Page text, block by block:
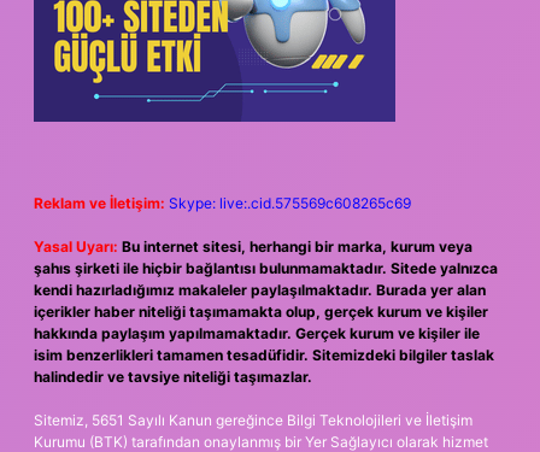
Reklam ve İletişim: Skype: live:.cid.575569c608265c69
Yasal Uyarı: Bu internet sitesi, herhangi bir marka, kurum veya
şahıs şirketi ile hiçbir bağlantısı bulunmamaktadır. Sitede yalnızca
kendi hazırladığımız makaleler paylaşılmaktadır. Burada yer alan
içerikler haber niteliği taşımamakta olup, gerçek kurum ve kişiler
hakkında paylaşım yapılmamaktadır. Gerçek kurum ve kişiler ile
isim benzerlikleri tamamen tesadüfidir. Sitemizdeki bilgiler taslak
halindedir ve tavsiye niteliği taşımazlar.
Sitemiz, 5651 Sayılı Kanun gereğince Bilgi Teknolojileri ve İletişim
Kurumu (BTK) tarafından onaylanmış bir Yer Sağlayıcı olarak hizmet